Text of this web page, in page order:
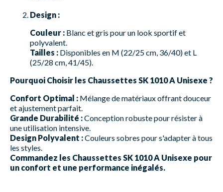
Design :
Couleur : Blanc et gris pour un look sportif et
polyvalent.
Tailles : Disponibles en M (22/25 cm, 36/40) et L
(25/28 cm, 41/45).
Pourquoi Choisir les Chaussettes SK 1010 A Unisexe ?
Confort Optimal : Mélange de matériaux offrant douceur
et ajustement parfait.
Grande Durabilité :Conception robuste pour résister à
une utilisation intensive.
Design Polyvalent :Couleurs sobres pour s'adapter à tous
les styles.
Commandez les Chaussettes SK 1010 A Unisexe pour
un confort et une performance inégalés.